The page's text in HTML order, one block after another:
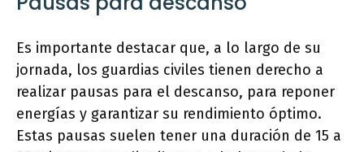
Es importante destacar que, a lo largo de su
jornada, los guardias civiles tienen derecho a
realizar pausas para el descanso, para reponer
energías y garantizar su rendimiento óptimo.
Estas pausas suelen tener una duración de 15 a